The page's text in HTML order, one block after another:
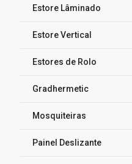
Estore Lâminado
Estore Vertical
Estores de Rolo
Gradhermetic
Mosquiteiras
Painel Deslizante